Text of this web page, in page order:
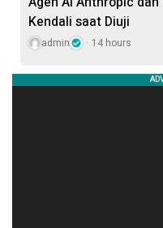
Kendali saat Diuji
admin 14 hours